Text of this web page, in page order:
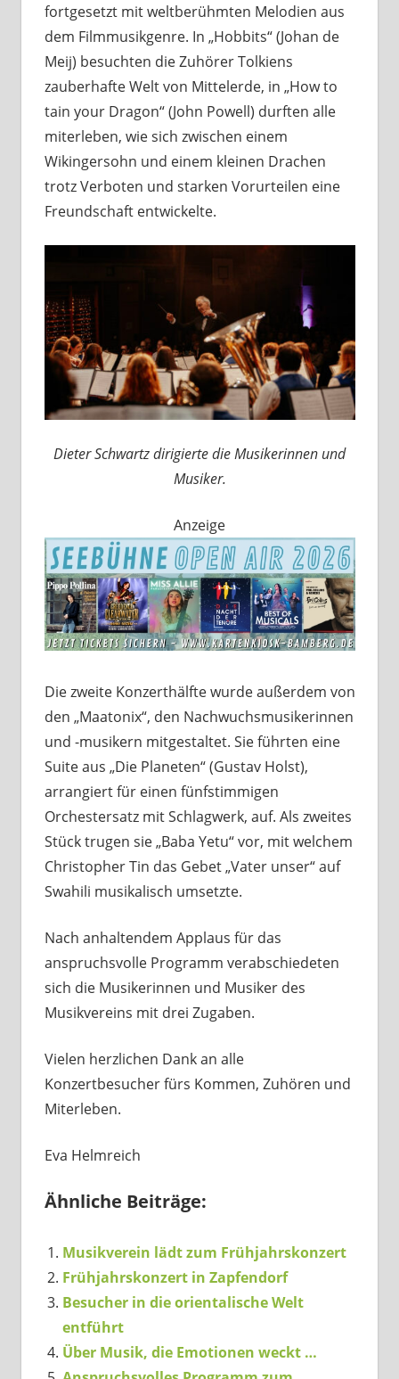
fortgesetzt mit weltberühmten Melodien aus
dem Filmmusikgenre. In „Hobbits“ (Johan de
Meij) besuchten die Zuhörer Tolkiens
zauberhafte Welt von Mittelerde, in „How to
tain your Dragon“ (John Powell) durften alle
miterleben, wie sich zwischen einem
Wikingersohn und einem kleinen Drachen
trotz Verboten und starken Vorurteilen eine
Freundschaft entwickelte.
Dieter Schwartz dirigierte die Musikerinnen und
Musiker.
Anzeige
Die zweite Konzerthälfte wurde außerdem von
den „Maatonix“, den Nachwuchsmusikerinnen
und -musikern mitgestaltet. Sie führten eine
Suite aus „Die Planeten“ (Gustav Holst),
arrangiert für einen fünfstimmigen
Orchestersatz mit Schlagwerk, auf. Als zweites
Stück trugen sie „Baba Yetu“ vor, mit welchem
Christopher Tin das Gebet „Vater unser“ auf
Swahili musikalisch umsetzte.
Nach anhaltendem Applaus für das
anspruchsvolle Programm verabschiedeten
sich die Musikerinnen und Musiker des
Musikvereins mit drei Zugaben.
Vielen herzlichen Dank an alle
Konzertbesucher fürs Kommen, Zuhören und
Miterleben.
Eva Helmreich
Ähnliche Beiträge:
Musikverein lädt zum Frühjahrskonzert
Frühjahrskonzert in Zapfendorf
Besucher in die orientalische Welt
entführt
Über Musik, die Emotionen weckt …